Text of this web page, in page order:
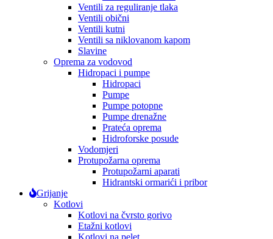
Ventili za reguliranje tlaka
Ventili obični
Ventili kutni
Ventili sa niklovanom kapom
Slavine
Oprema za vodovod
Hidropaci i pumpe
Hidropaci
Pumpe
Pumpe potopne
Pumpe drenažne
Prateća oprema
Hidroforske posude
Vodomjeri
Protupožarna oprema
Protupožarni aparati
Hidrantski ormarići i pribor
Grijanje
Kotlovi
Kotlovi na čvrsto gorivo
Etažni kotlovi
Kotlovi na pelet